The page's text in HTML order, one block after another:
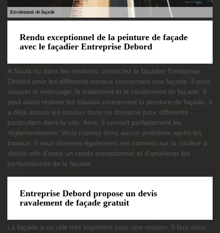
Rendu exceptionnel de la peinture de façade
avec le façadier Entreprise Debord
À Soula ou dans les environs, contactez le façadier Entreprise
Debord pour les différents travaux concernant une façade. Il peut
assurer le nettoyage, le traitement et le ravalement de façade. Il
peut aussi réaliser les travaux concernant la peinture de façade. Il
a déjà assuré les travaux dans ce domaine pour différents
particuliers dans la ville. Ainsi, il connaît parfaitement les
réglementations. Vous n’aurez donc aucun problème après les
travaux. Il vous donnera également ses conseils sur la couleur à
choisir afin d’avoir un rendu exceptionnel et d’améliorer les
performances de la façade.
Entreprise Debord propose un devis
ravalement de façade gratuit
La façade a un rôle très important pour une maison. Il faut donc